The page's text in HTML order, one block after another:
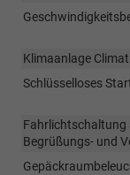
Klimaanlage
Schlüsselloses
Fahrlichtschaltung
Begrüßungs- und